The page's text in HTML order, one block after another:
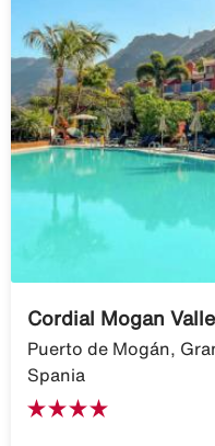
Cordial Mogan Valle
Puerto de Mogán,
Spania